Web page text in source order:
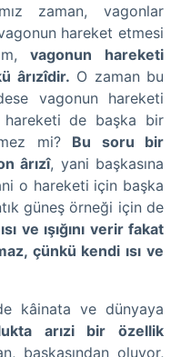
zaman, vagonlar
hareket etmesi
vagonun hareketi
ârızîdir. O zaman bu
vagonun hareketi
hareketi de başka bir
mi? Bu soru bir
ârızî, yani başkasına
o hareketi için başka
güneş örneği için de
ve ışığını verir fakat
çünkü kendi ısı ve
kâinata ve dünyaya
arızi bir özellik
başkasından oluyor,